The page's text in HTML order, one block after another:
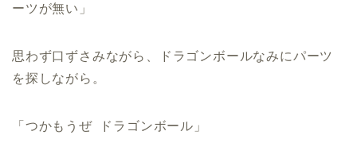
ーツが無い」
思わず口ずさみながら、ドラゴンボールなみにパーツ
を探しながら。
「つかもうぜ ドラゴンボール」